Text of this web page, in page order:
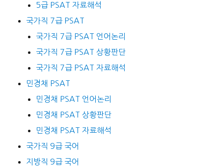
5급 PSAT 자료해석
국가직 7급 PSAT
국가직 7급 PSAT 언어논리
국가직 7급 PSAT 상황판단
국가직 7급 PSAT 자료해석
민경채 PSAT
민경채 PSAT 언어논리
민경채 PSAT 상황판단
민경채 PSAT 자료해석
국가직 9급 국어
지방직 9급 국어